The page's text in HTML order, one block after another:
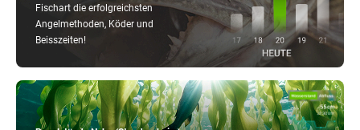
Fischart die erfolgreichsten
Angelmethoden, Köder und
Beisszeiten!